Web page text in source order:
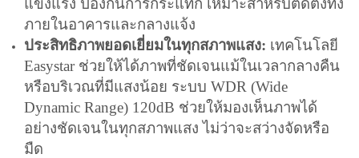
แข็งแรง ป้องกันการกระแทก เหมาะสำหรับติดตั้งทั้ง
ภายในอาคารและกลางแจ้ง
ประสิทธิภาพยอดเยี่ยมในทุกสภาพแสง: เทคโนโลยี
Easystar ช่วยให้ได้ภาพที่ชัดเจนแม้ในเวลากลางคืน
หรือบริเวณที่มีแสงน้อย ระบบ WDR (Wide
Dynamic Range) 120dB ช่วยให้มองเห็นภาพได้
อย่างชัดเจนในทุกสภาพแสง ไม่ว่าจะสว่างจัดหรือ
มืด